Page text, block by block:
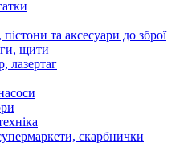
та аксесуари до зброї
щити
лазертаг
скарбнички